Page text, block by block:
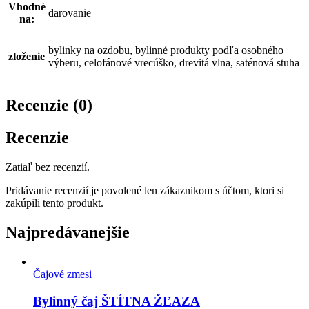
Vhodné
na:
darovanie
zloženie
bylinky na ozdobu, bylinné produkty podľa osobného
výberu, celofánové vrecúško, drevitá vlna, saténová stuha
Recenzie (0)
Recenzie
Zatiaľ bez recenzií.
Pridávanie recenzií je povolené len zákaznikom s účtom, ktori si
zakúpili tento produkt.
Najpredávanejšie
Čajové zmesi
Bylinný čaj ŠTÍTNA ŽĽAZA